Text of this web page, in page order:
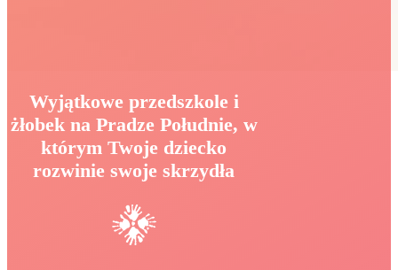
Wyjątkowe przedszkole i
żłobek na Pradze Południe, w
którym Twoje dziecko
rozwinie swoje skrzydła